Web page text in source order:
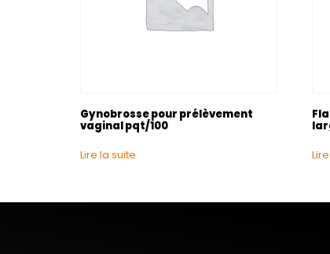
Gynobrosse pour prélèvement
vaginal pqt/100
Lire la suite